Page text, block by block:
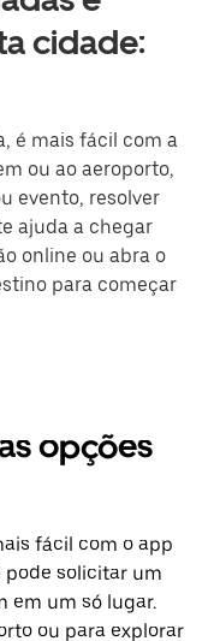
cidade:
é mais fácil com a
ou ao aeroporto,
evento, resolver
ajuda a chegar
online ou abra o
para começar
opções
fácil com o app
pode solicitar um
em um só lugar.
ou para explorar